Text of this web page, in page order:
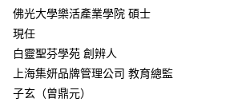
佛光大學樂活產業學院 碩士
現任
白靈聖芬學苑 創辨人
上海集妍品牌管理公司 教育總監
子玄（曾鼎元）